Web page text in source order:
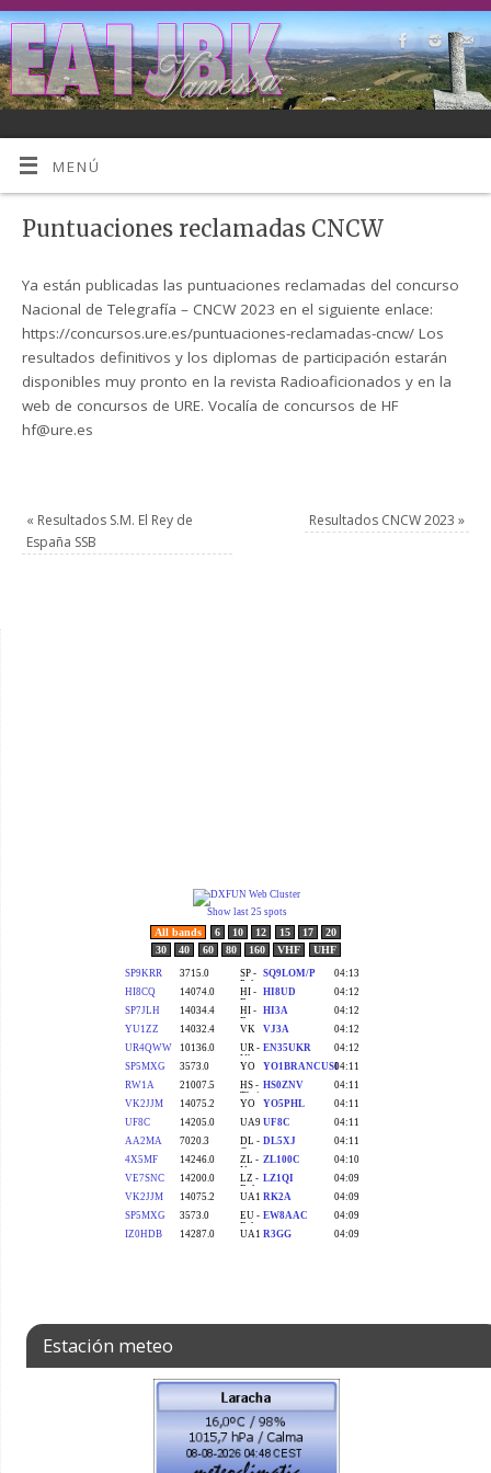
MENÚ
Puntuaciones reclamadas CNCW
Ya están publicadas las puntuaciones reclamadas del concurso
Nacional de Telegrafía – CNCW 2023 en el siguiente enlace:
https://concursos.ure.es/puntuaciones-reclamadas-cncw/ Los
resultados definitivos y los diplomas de participación estarán
disponibles muy pronto en la revista Radioaficionados y en la
web de concursos de URE. Vocalía de concursos de HF
hf@ure.es
« Resultados S.M. El Rey de
España SSB
Resultados CNCW 2023 »
Estación meteo